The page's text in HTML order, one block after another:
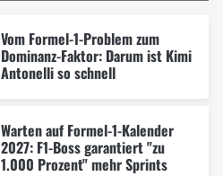
Vom Formel-1-Problem zum
Dominanz-Faktor: Darum ist Kimi
Antonelli so schnell
Warten auf Formel-1-Kalender
2027: F1-Boss garantiert "zu
1.000 Prozent" mehr Sprints